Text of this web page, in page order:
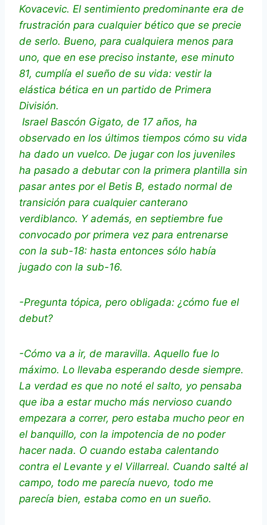
Kovacevic. El sentimiento predominante era de
frustración para cualquier bético que se precie
de serlo. Bueno, para cualquiera menos para
uno, que en ese preciso instante, ese minuto
81, cumplía el sueño de su vida: vestir la
elástica bética en un partido de Primera
División.
Israel Bascón Gigato, de 17 años, ha
observado en los últimos tiempos cómo su vida
ha dado un vuelco. De jugar con los juveniles
ha pasado a debutar con la primera plantilla sin
pasar antes por el Betis B, estado normal de
transición para cualquier canterano
verdiblanco. Y además, en septiembre fue
convocado por primera vez para entrenarse
con la sub-18: hasta entonces sólo había
jugado con la sub-16.
-Pregunta tópica, pero obligada: ¿cómo fue el
debut?
-Cómo va a ir, de maravilla. Aquello fue lo
máximo. Lo llevaba esperando desde siempre.
La verdad es que no noté el salto, yo pensaba
que iba a estar mucho más nervioso cuando
empezara a correr, pero estaba mucho peor en
el banquillo, con la impotencia de no poder
hacer nada. O cuando estaba calentando
contra el Levante y el Villarreal. Cuando salté al
campo, todo me parecía nuevo, todo me
parecía bien, estaba como en un sueño.